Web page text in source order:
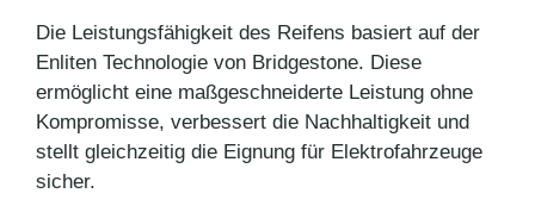
Die Leistungsfähigkeit des Reifens basiert auf der
Enliten Technologie von Bridgestone. Diese
ermöglicht eine maßgeschneiderte Leistung ohne
Kompromisse, verbessert die Nachhaltigkeit und
stellt gleichzeitig die Eignung für Elektrofahrzeuge
sicher.